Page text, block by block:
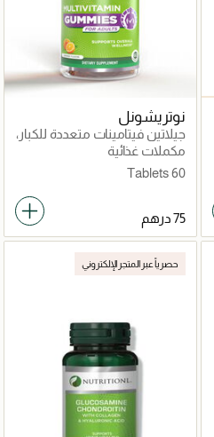
نوتريشونل
جيلاتين فيتامينات متعددة للكبار،
لدعم المناعة والطاقة وصحة
البشرة والجهاز الهضمي وصحة
العين
مكملات غذائية
60 Tablets
حصرياً عبر المتجر الإلكتروني